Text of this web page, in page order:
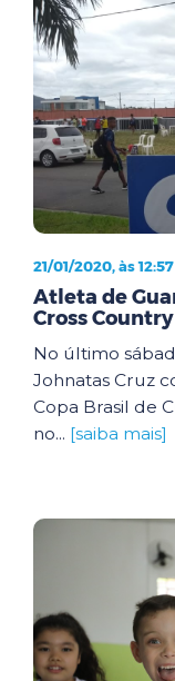
21/01/2020, às 12:57
Atleta de
Cross Country
No último
Johnatas Cruz
Copa Brasil de
no... [saiba mais]